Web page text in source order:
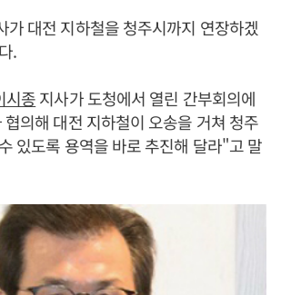
가 대전 지하철을 청주시까지 연장하겠
.
시종지사가 도청에서 열린 간부회의에
의해 대전 지하철이 오송을 거쳐 청주
있도록 용역을 바로 추진해 달라"고 말